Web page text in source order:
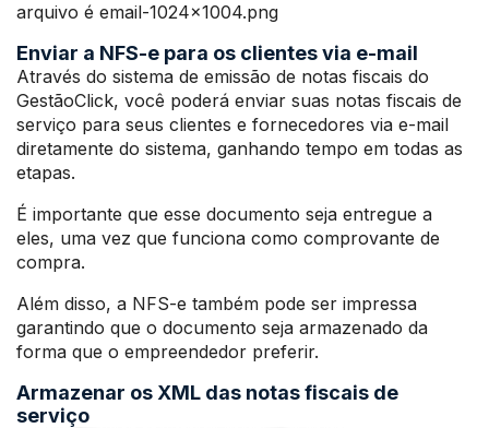
arquivo é email-1024×1004.png
Enviar a NFS-e para os clientes via e-mail
Através do sistema de emissão de notas fiscais do
GestãoClick, você poderá enviar suas notas fiscais de
serviço para seus clientes e fornecedores via e-mail
diretamente do sistema, ganhando tempo em todas as
etapas.
É importante que esse documento seja entregue a
eles, uma vez que funciona como comprovante de
compra.
Além disso, a NFS-e também pode ser impressa
garantindo que o documento seja armazenado da
forma que o empreendedor preferir.
Armazenar os XML das notas fiscais de
serviço